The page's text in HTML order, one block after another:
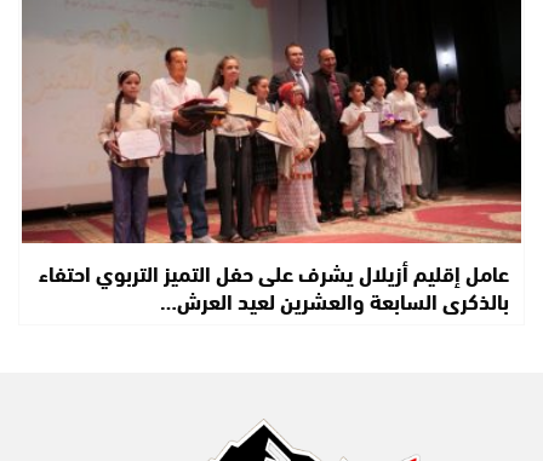
عامل إقليم أزيلال يشرف على حفل التميز التربوي احتفاء
بالذكرى السابعة والعشرين لعيد العرش…